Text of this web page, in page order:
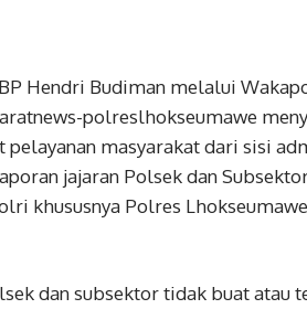
Hendri Budiman melalui
polreslhokseumawe
pelayanan masyarakat dari sisi
jajaran Polsek dan
khususnya Polres
dan subsektor tidak buat atau